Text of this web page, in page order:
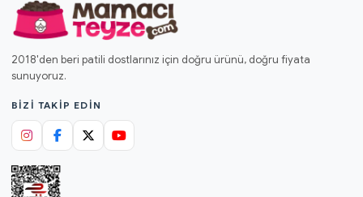
2018'den beri patili dostlarınız için doğru ürünü, doğru fiyata
sunuyoruz.
BIZI TAKIP EDIN